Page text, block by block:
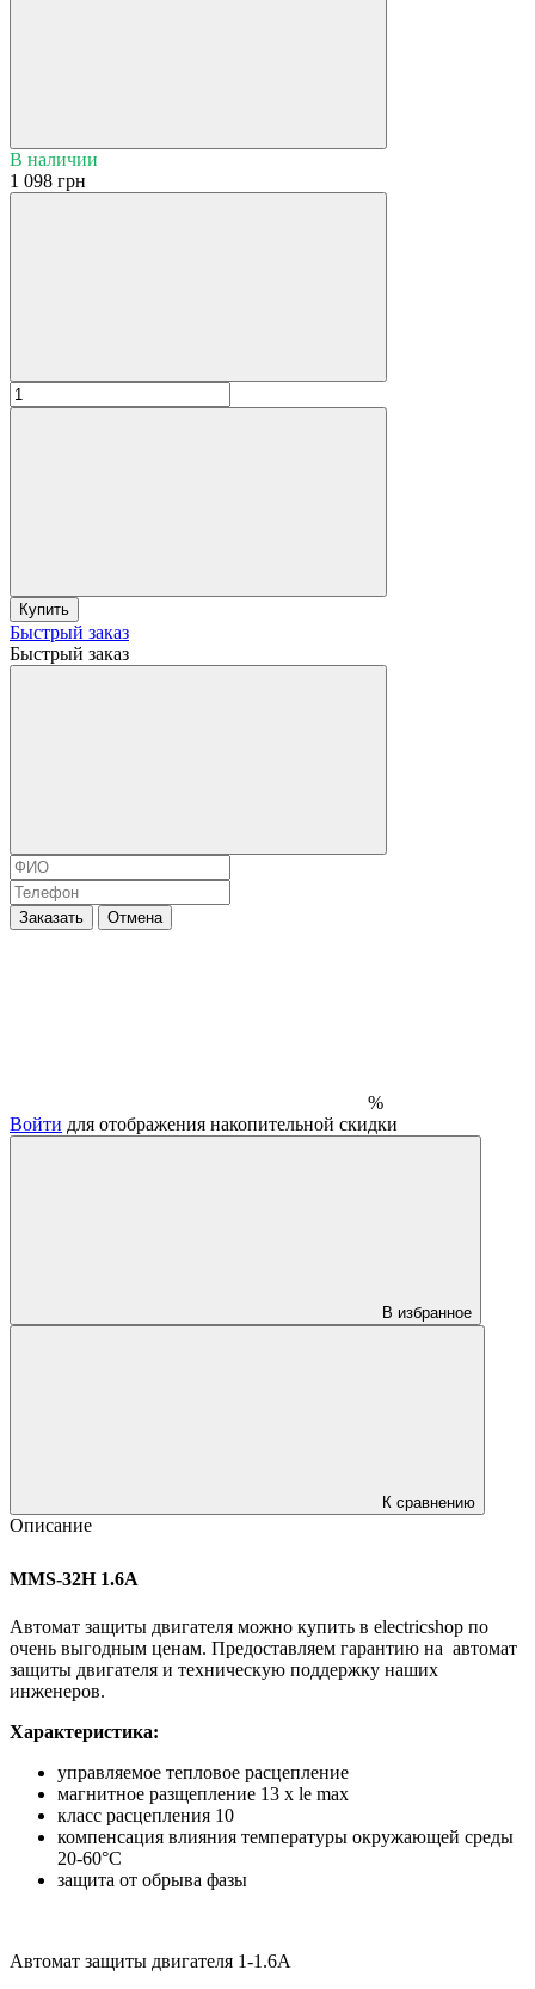
В наличии
1 098 грн
Купить
Быстрый заказ
Быстрый заказ
Заказать Отмена
%
Войти для отображения накопительной скидки
В избранное
К сравнению
Описание
MMS-32H 1.6A
Автомат защиты двигателя можно купить в electricshop по
очень выгодным ценам. Предоставляем гарантию на автомат
защиты двигателя и техническую поддержку наших
инженеров.
Характеристика:
управляемое тепловое расцепление
магнитное разщепление 13 x le max
класс расцепления 10
компенсация влияния температуры окружающей среды
20-60°С
защита от обрыва фазы
Автомат защиты двигателя 1-1.6А